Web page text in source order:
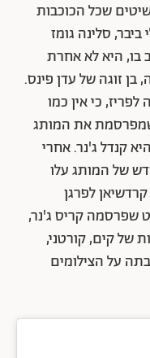
שכל הכוכבות
ביבר, סלינה גומז
בו, היא לא אחרת
זוגה של עדן פינס.
כי אין כמו
את המותג
קנדל ג'נר. אחרי
של המותג עלו
לפרגן
שפרסמה קריס ג'נר,
של קים, קורטני,
על הצילומים